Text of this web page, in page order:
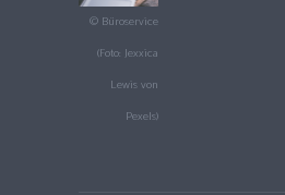
© Büroservice
(Foto: Jexxica
Lewis von
Pexels)